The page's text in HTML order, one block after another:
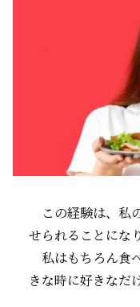
この経験は、私
せられることにな
私はもちろん食
きな時に好きなだ